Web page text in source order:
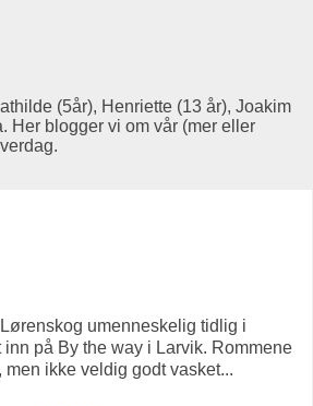
(5år), Henriette (13 år), Joakim
Her blogger vi om vår (mer eller
umenneskelig tidlig i
på By the way i Larvik. Rommene
ikke veldig godt vasket...